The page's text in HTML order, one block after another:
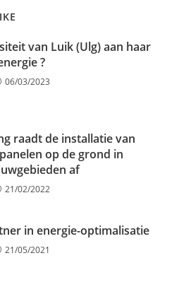
van Luik (Ulg) aan haar
?
06/03/2023
raadt de installatie van
op de grond in
af
21/02/2022
in energie-optimalisatie
21/05/2021